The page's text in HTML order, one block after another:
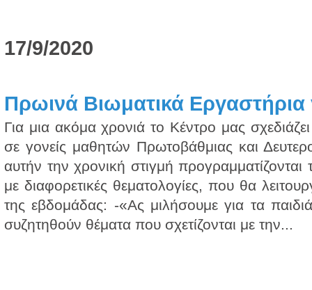
17/9/2020
Πρωινά Βιωματικά Εργαστήρια
Για μια ακόμα χρονιά το Κέντρο μας
σε γονείς μαθητών Πρωτοβάθμιας και
αυτήν την χρονική στιγμή προγραμματίζονται
με διαφορετικές θεματολογίες, που θα
της εβδομάδας: -«Ας μιλήσουμε για τα
συζητηθούν θέματα που σχετίζονται με την...